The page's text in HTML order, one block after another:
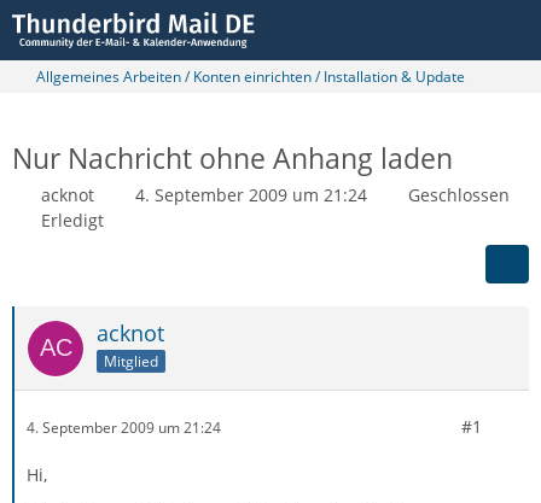
Allgemeines Arbeiten / Konten einrichten / Installation & Update
Nur Nachricht ohne Anhang laden
acknot 4. September 2009 um 21:24
Geschlossen
Erledigt
acknot
Mitglied
4. September 2009 um 21:24 #1
Hi,